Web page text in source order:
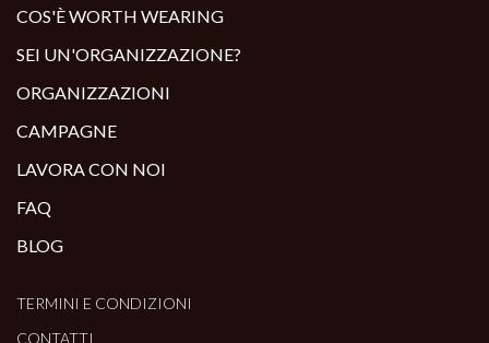
COS'È WORTH WEARING
SEI UN'ORGANIZZAZIONE?
ORGANIZZAZIONI
CAMPAGNE
LAVORA CON NOI
FAQ
BLOG
TERMINI E CONDIZIONI
CONTATTI